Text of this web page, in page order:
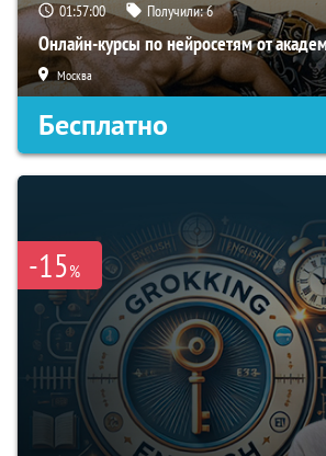
01:56:59 Получили:6
Онлайн-курсы по нейросетям от
Москва
Бесплатно
-15%